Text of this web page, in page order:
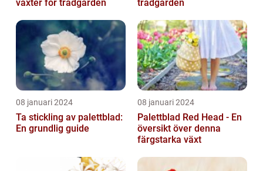
växter för trädgården trädgården
08 januari 2024
Ta stickling av palettblad:
En grundlig guide
08 januari 2024
Palettblad Red Head - En
översikt över denna
färgstarka växt